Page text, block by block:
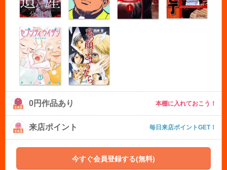
0円作品あり 本棚に入れておこう！
来店ポイント 毎日来店ポイントGET！
今すぐ会員登録する(無料)